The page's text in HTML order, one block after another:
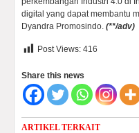
digital yang dapat membantu
Dyandra Promosindo. (**/adv)
Post Views: 416
Share this news
ARTIKEL TERKAIT